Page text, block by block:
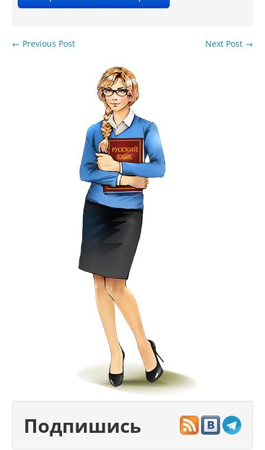
Next Post →
← Previous Post
Подпишись